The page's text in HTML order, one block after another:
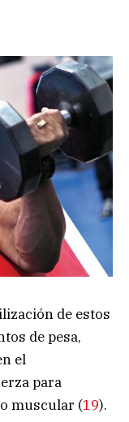
de estos
de pesa,
el
para
muscular (19).